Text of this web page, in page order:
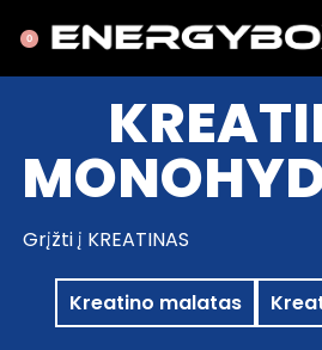
0
Grįžti į KREATINAS
Kreatino malatas